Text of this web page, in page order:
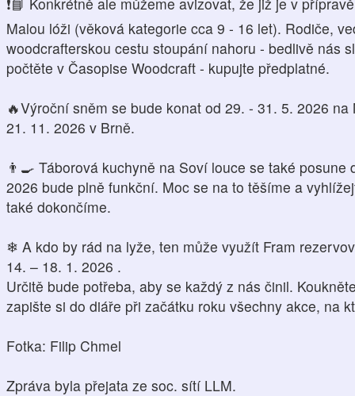
Malou lóži (věková kategorie cca 9 - 16 let). Rodiče,
woodcrafterskou cestu stoupání nahoru - bedlivě nás
počtěte v Časopise Woodcraft - kupujte předplatné.
🔥Výroční sněm se bude konat od 29. - 31. 5. 2026
21. 11. 2026 v Brně.
👨‍🍳 Táborová kuchyně na Soví louce se také
2026 bude plně funkční. Moc se na to těšíme a
také dokončíme.
❄ A kdo by rád na lyže, ten může využít Fram
14. – 18. 1. 2026 .
Určitě bude potřeba, aby se každý z nás činil.
zapište si do diáře při začátku roku všechny akce, na
Fotka: Filip Chmel
Zpráva byla přejata ze soc. sítí LLM.